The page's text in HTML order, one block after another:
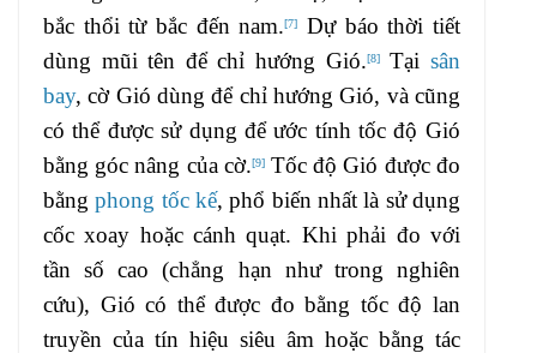
bắc thổi từ bắc đến nam.[7]
Dự báo thời tiết
dùng mũi tên để chỉ hướng Gió.[8]Tại sân
bay, cờ Gió dùng để chỉ hướng Gió, và cũng
có thể được sử dụng để ước tính tốc độ Gió
bằng góc nâng của cờ.[9]Tốc độ Gió được đo
bằngphong tốc kế, phổ biến nhất là sử dụng
cốc xoay hoặc cánh quạt. Khi phải đo với
tần số cao (chẳng hạn như trong nghiên
cứu), Gió có thể được đo bằng tốc độ lan
truyền của tín hiệu siêu âm hoặc bằng tác